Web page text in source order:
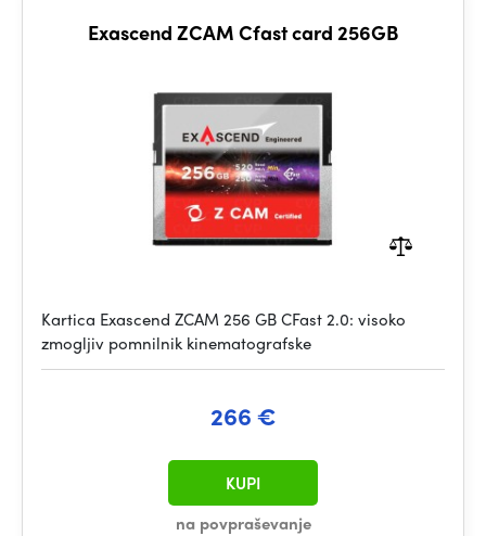
Exascend ZCAM Cfast card 256GB
Kartica Exascend ZCAM 256 GB CFast 2.0: visoko
zmogljiv pomnilnik kinematografske
266 €
na povpraševanje
KUPI